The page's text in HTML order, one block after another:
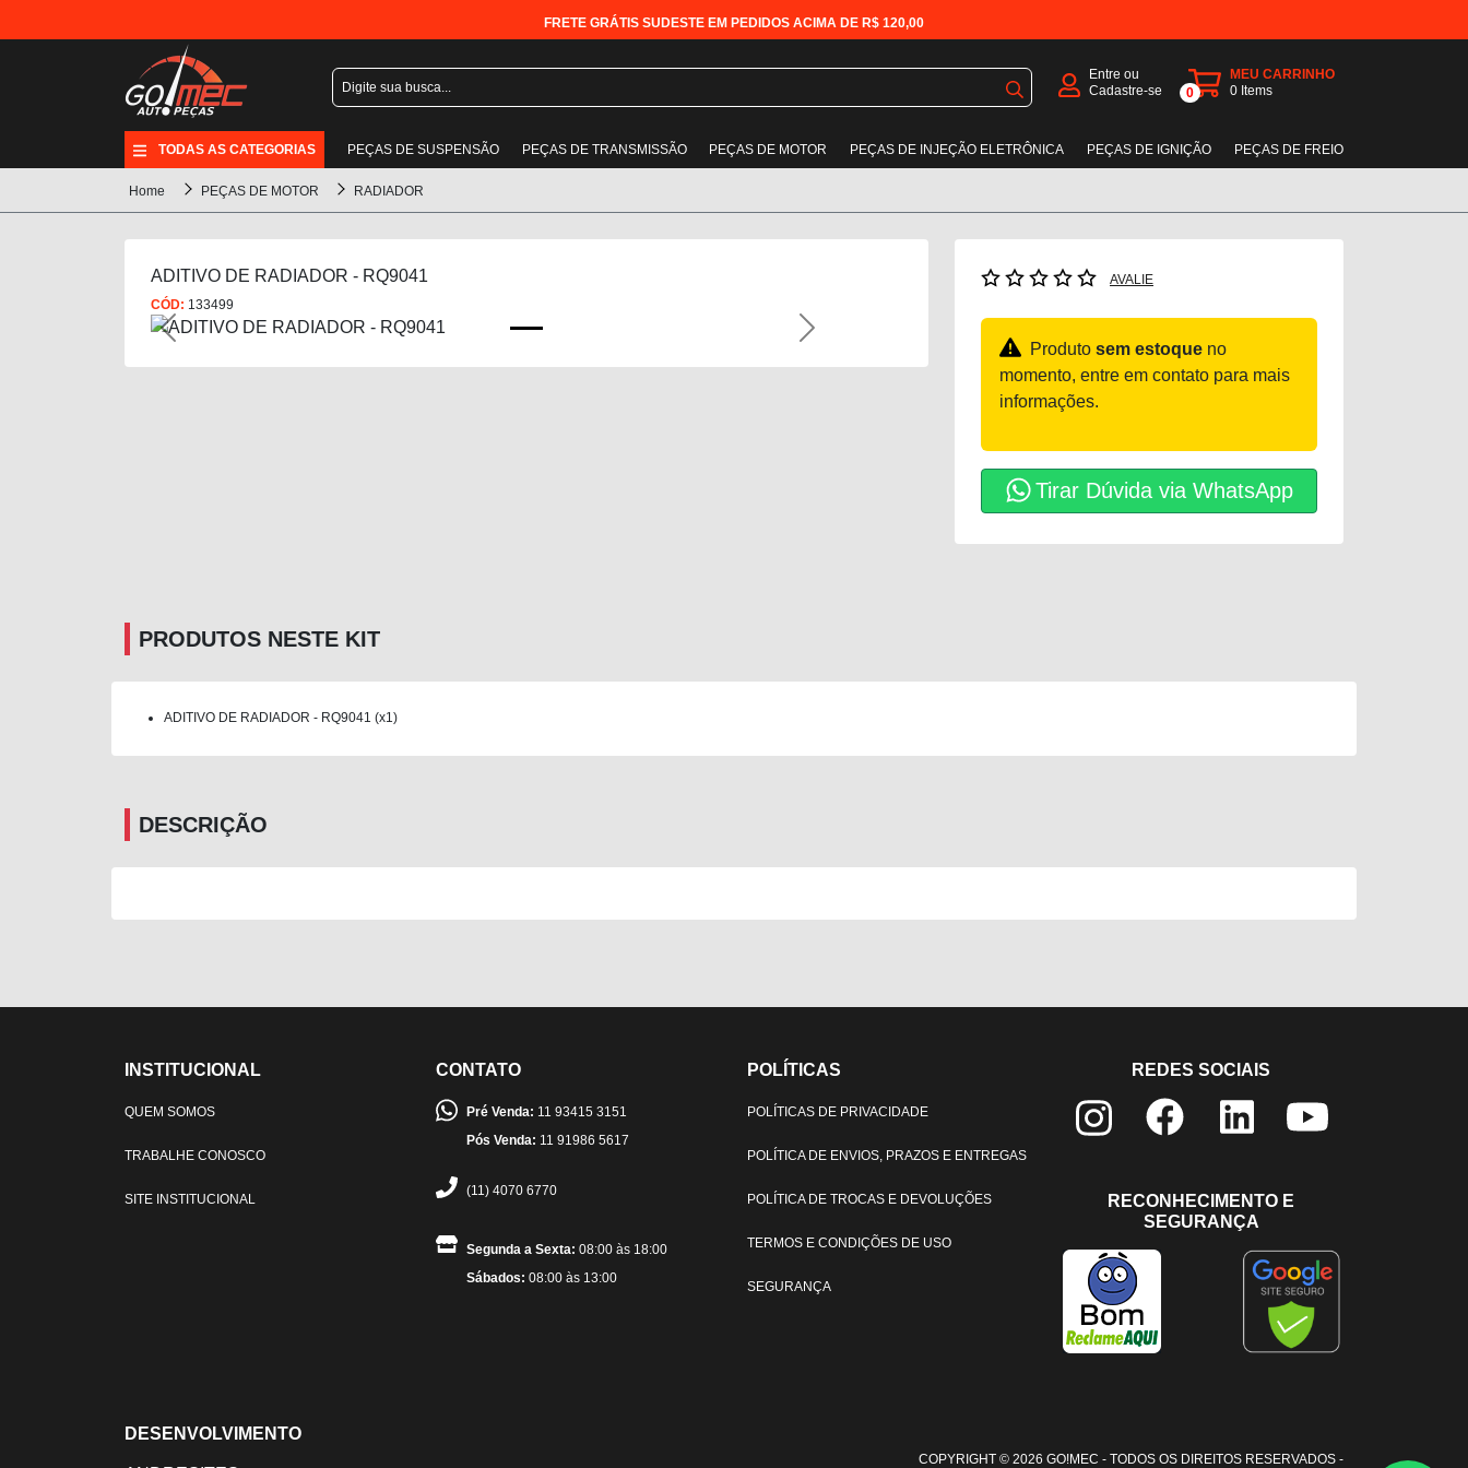
FRETE GRÁTIS SUDESTE EM PEDIDOS ACIMA DE R$ 120,00
Entre ou
Cadastre-se
0
MEU CARRINHO
0 Items
TODAS AS CATEGORIAS PEÇAS DE SUSPENSÃO PEÇAS DE TRANSMISSÃO PEÇAS DE MOTOR PEÇAS DE INJEÇÃO ELETRÔNICA PEÇAS DE IGNIÇÃO PEÇAS DE FREIO
Home PEÇAS DE MOTOR RADIADOR
ADITIVO DE RADIADOR - RQ9041
CÓD: 133499
Previous Next
AVALIE
Produto sem estoque no
momento, entre em contato para mais
informações.
Tirar Dúvida via WhatsApp
PRODUTOS NESTE KIT
ADITIVO DE RADIADOR - RQ9041 (x1)
DESCRIÇÃO
INSTITUCIONAL
QUEM SOMOS
TRABALHE CONOSCO
SITE INSTITUCIONAL
CONTATO
Pré Venda: 11 93415 3151
Pós Venda: 11 91986 5617
(11) 4070 6770
Segunda a Sexta: 08:00 às 18:00
Sábados: 08:00 às 13:00
POLÍTICAS
POLÍTICAS DE PRIVACIDADE
POLÍTICA DE ENVIOS, PRAZOS E ENTREGAS
POLÍTICA DE TROCAS E DEVOLUÇÕES
TERMOS E CONDIÇÕES DE USO
SEGURANÇA
REDES SOCIAIS
RECONHECIMENTO E
SEGURANÇA
DESENVOLVIMENTO
COPYRIGHT © 2026 GO!MEC - TODOS OS DIREITOS RESERVADOS -